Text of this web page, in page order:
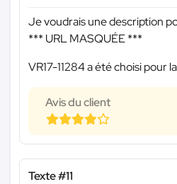
Je voudrais une description
*** URL MASQUÉE ***
VR17-11284 a été choisi pour
Avis du client
Texte #11